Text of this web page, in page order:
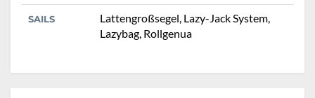
SAILS
Lattengroßsegel, Lazy-Jack System,
Lazybag, Rollgenua